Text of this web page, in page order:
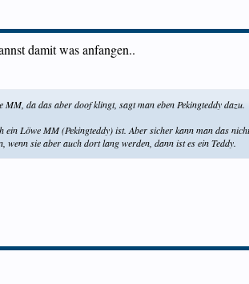
damit was anfangen..
MM, da das aber doof klingt, sagt man eben Pekingteddy dazu.
ein Löwe MM (Pekingteddy) ist. Aber sicher kann man das
sie aber auch dort lang werden, dann ist es ein Teddy.